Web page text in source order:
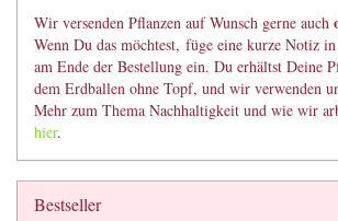
Wir versenden Pflanzen auf Wunsch gerne auch
Wenn Du das möchtest, füge eine kurze Notiz
am Ende der Bestellung ein. Du erhältst Deine
dem Erdballen ohne Topf, und wir verwenden
Mehr zum Thema Nachhaltigkeit und wie wir
hier.
Bestseller